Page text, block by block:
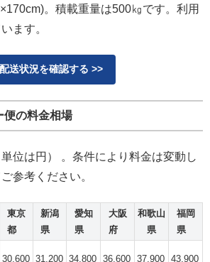
。積載重量は500㎏です。利用
ます。
配送状況を確認する >>
便の料金相場
位は円） 。条件により料金は変動し
参考ください。
東京
都
新潟
県
愛知
県
大阪
府
和歌山
県
福岡
県
30,600 31,200 34,800 36,600 37,900 43,900